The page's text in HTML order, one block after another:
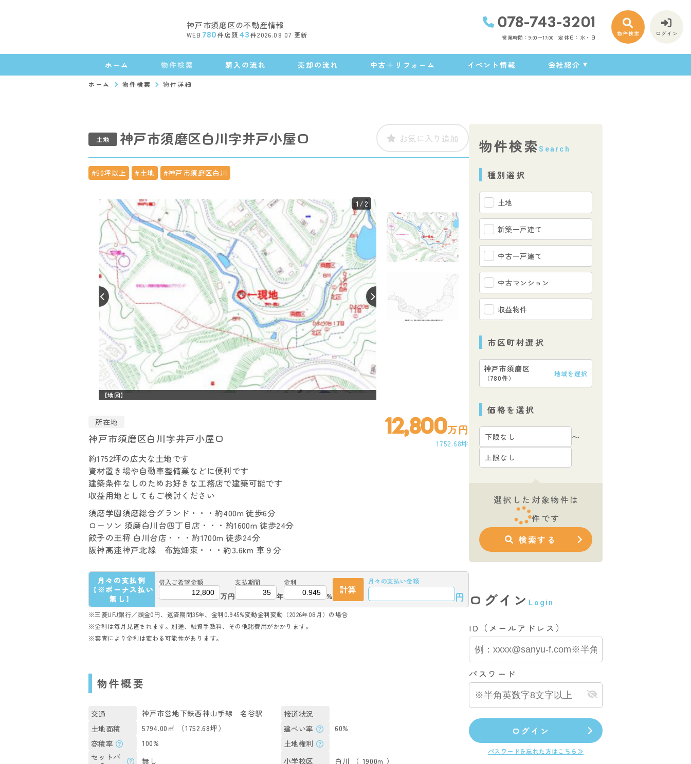
神戸市須磨区の不動産情報
WEB 780件店頭 43件2026.08.07 更新
078-743-3201
営業時間：9:00〜17:00 定休日：水・日 物件検索 ログイン
ホーム 物件検索 購入の流れ 売却の流れ 中古＋リフォーム イベント情報 会社紹介
ホーム 物件検索 物件詳細
土地 神戸市須磨区白川字井戸小屋口 お気に入り追加
#50坪以上 #土地 #神戸市須磨区白川
1 /2
【地図】
所在地
神戸市須磨区白川字井戸小屋口 12,800万円
1752.68坪
約1752坪の広大な土地です
資材置き場や自動車整備業などに便利です
建築条件なしのためお好きな工務店で建築可能です
収益用地としてもご検討ください
須磨学園須磨総合グランド・・・約400m 徒歩6分
ローソン 須磨白川台四丁目店・・・約1600m 徒歩24分
餃子の王将 白川台店・・・約1700m 徒歩24分
阪神高速神戸北線 布施畑東・・・約3.6km 車９分
月々の支払例
【※ボーナス払い
無し】
借入ご希望金額
万円
支払期間
年
金利
%
計算
月々の支払い金額
円
※三菱UFJ銀行／頭金0円、返済期間35年、金利0.945%変動金利変動（2026年08月）の場合
※金利は毎月見直されます。別途、融資手数料、その他諸費用がかかります。
※審査により金利は変わる可能性があります。
物件概要
交通 神戸市営地下鉄西神山手線 名谷駅
接道状況
土地面積
5794.00㎡ （1752.68坪） 建ぺい率
60%
容積率
100%
土地権利
セットバ
無し 小学校区
白川 （ 1900m ）
物件検索Search
種別選択
土地
新築一戸建て
中古一戸建て
中古マンション
収益物件
市区町村選択
神戸市須磨区
（780件）
地域を選択
価格を選択
〜
選択した対象物件は
件です
検索する
ログイン Login
ID（メールアドレス）
パスワード
ログイン
パスワードを忘れた方はこちら≫